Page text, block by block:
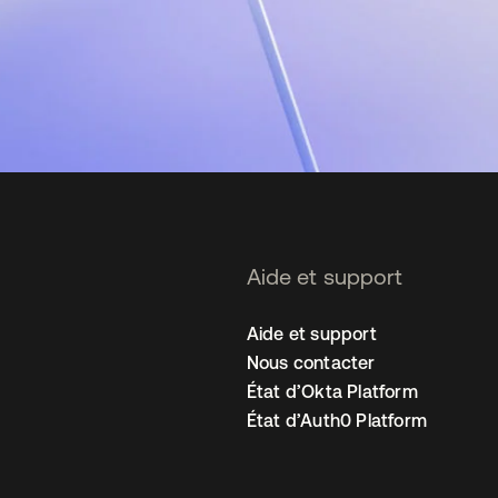
Aide et support
Aide et support
Nous contacter
État d’Okta Platform
État d’Auth0 Platform